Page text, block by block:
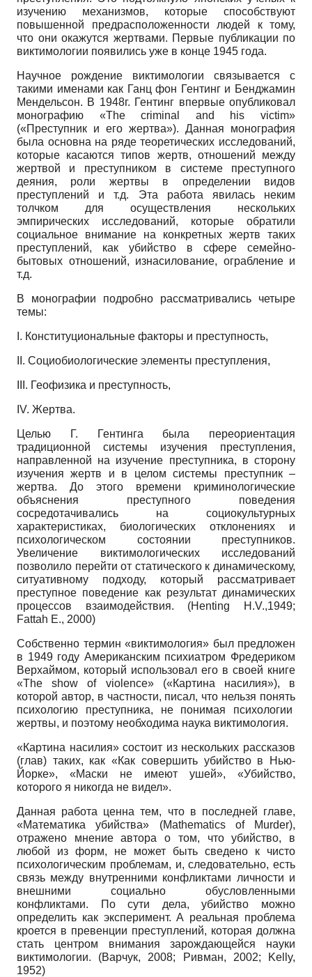
изучению механизмов, которые способствуют
повышенной предрасположенности людей к тому,
что они окажутся жертвами. Первые публикации по
виктимологии появились уже в конце 1945 года.
Научное рождение виктимологии связывается с
такими именами как Ганц фон Гентинг и Бенджамин
Мендельсон. В 1948г. Гентинг впервые опубликовал
монографию «The criminal and his victim»
(«Преступник и его жертва»). Данная монография
была основна на ряде теоретических исследований,
которые касаются типов жертв, отношений между
жертвой и преступником в системе преступного
деяния, роли жертвы в определении видов
преступлений и т.д. Эта работа явилась неким
толчком для осуществления нескольких
эмпирических исследований, которые обратили
социальное внимание на конкретных жертв таких
преступлений, как убийство в сфере семейно-
бытовых отношений, изнасилование, ограбление и
т.д.
В монографии подробно рассматривались четыре
темы:
I. Конституциональные факторы и преступность,
II. Социобиологические элементы преступления,
III. Геофизика и преступность,
IV. Жертва.
Целью Г. Гентинга была переориентация
традиционной системы изучения преступления,
направленной на изучение преступника, в сторону
изучения жертв и в целом системы преступник –
жертва. До этого времени криминологические
объяснения преступного поведения
сосредотачивались на социокультурных
характеристиках, биологических отклонениях и
психологическом состоянии преступников.
Увеличение виктимологических исследований
позволило перейти от статического к динамическому,
ситуативному подходу, который рассматривает
преступное поведение как результат динамических
процессов взаимодействия. (Henting H.V.,1949;
Fattah E., 2000)
Собственно термин «виктимология» был предложен
в 1949 году Американским психиатром Фредериком
Верхаймом, который использовал его в своей книге
«The show of violence» («Картина насилия»), в
которой автор, в частности, писал, что нельзя понять
психологию преступника, не понимая психологии
жертвы, и поэтому необходима наука виктимология.
«Картина насилия» состоит из нескольких рассказов
(глав) таких, как «Как совершить убийство в Нью-
Йорке», «Маски не имеют ушей», «Убийство,
которого я никогда не видел».
Данная работа ценна тем, что в последней главе,
«Математика убийства» (Mathematics of Murder),
отражено мнение автора о том, что убийство, в
любой из форм, не может быть сведено к чисто
психологическим проблемам, и, следовательно, есть
связь между внутренними конфликтами личности и
внешними социально обусловленными
конфликтами. По сути дела, убийство можно
определить как эксперимент. А реальная проблема
кроется в превенции преступлений, которая должна
стать центром внимания зарождающейся науки
виктимологии. (Варчук, 2008; Ривман, 2002; Kelly,
1952)